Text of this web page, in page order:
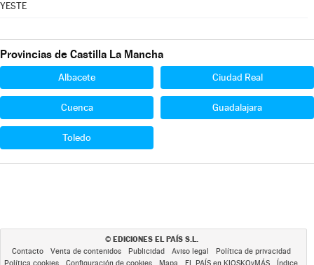
YESTE
Provincias de Castilla La Mancha
Albacete Ciudad Real
Cuenca Guadalajara
Toledo
© EDICIONES EL PAÍS S.L.
Contacto Venta de contenidos Publicidad Aviso legal
Política de privacidad